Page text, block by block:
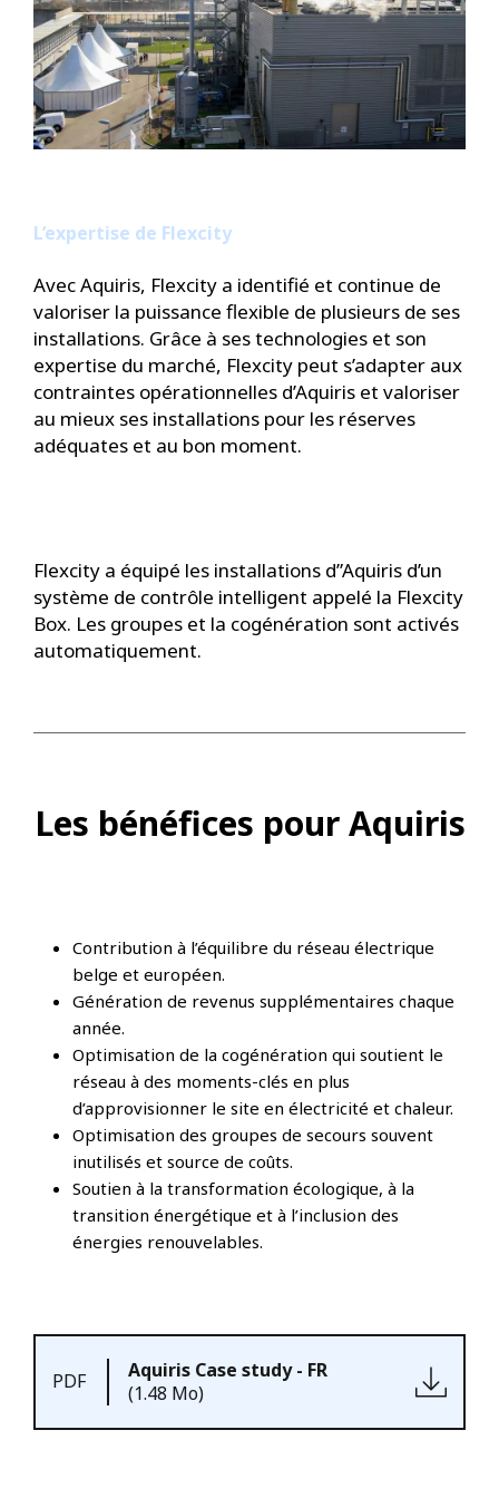
L’expertise de Flexcity
Avec Aquiris, Flexcity a identifié et continue de
valoriser la puissance flexible de plusieurs de ses
installations. Grâce à ses technologies et son
expertise du marché, Flexcity peut s’adapter aux
contraintes opérationnelles d’Aquiris et valoriser
au mieux ses installations pour les réserves
adéquates et au bon moment.
Flexcity a équipé les installations d”Aquiris d’un
système de contrôle intelligent appelé la Flexcity
Box. Les groupes et la cogénération sont activés
automatiquement.
Les bénéfices pour Aquiris
Contribution à l’équilibre du réseau électrique
belge et européen.
Génération de revenus supplémentaires chaque
année.
Optimisation de la cogénération qui soutient le
réseau à des moments-clés en plus
d’approvisionner le site en électricité et chaleur.
Optimisation des groupes de secours souvent
inutilisés et source de coûts.
Soutien à la transformation écologique, à la
transition énergétique et à l’inclusion des
énergies renouvelables.
PDF
Aquiris Case study - FR
(1.48 Mo)